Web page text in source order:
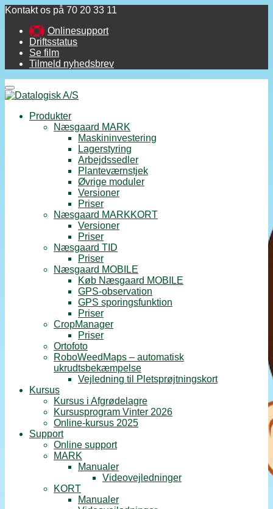
Kontakt os på 70 20 33 11
Onlinesupport
Driftsstatus
Se film
Tilmeld nyhedsbrev
Menu
Produkter
Næsgaard MARK
Maskininvestering
Lagerstyring
Arbejdssedler
Planteværnstjek
Øvrige moduler
Versioner
Priser
Næsgaard MARKKORT
Versioner
Priser
Næsgaard TID
Priser
Næsgaard MOBILE
Køb Næsgaard MOBILE
GPS-observation
GPS sporingsfunktion
Priser
CropManager
Priser
Ortofoto
RoboWeedMaps – automatisk
ukrudtsbekæmpelse
Vejledning til Pletsprøjtningskort
Kursus
Kursus i Afgrødelagre
Kursusprogram Vinter 2026
Online-kursus 2025
Support
Online support
MARK
Manualer
Videovejledninger
KORT
Manualer